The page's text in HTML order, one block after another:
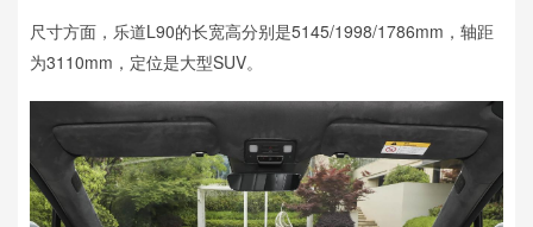
尺寸方面，乐道L90的长宽高分别是5145/1998/1786mm，轴距
为3110mm，定位是大型SUV。